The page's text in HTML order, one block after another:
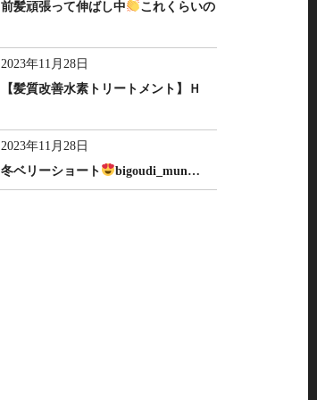
前髪頑張って伸ばし中
これくらいの
2023年11月28日
【髪質改善水素トリートメント】Ｈ
2023年11月28日
冬ベリーショート
bigoudi_mun…